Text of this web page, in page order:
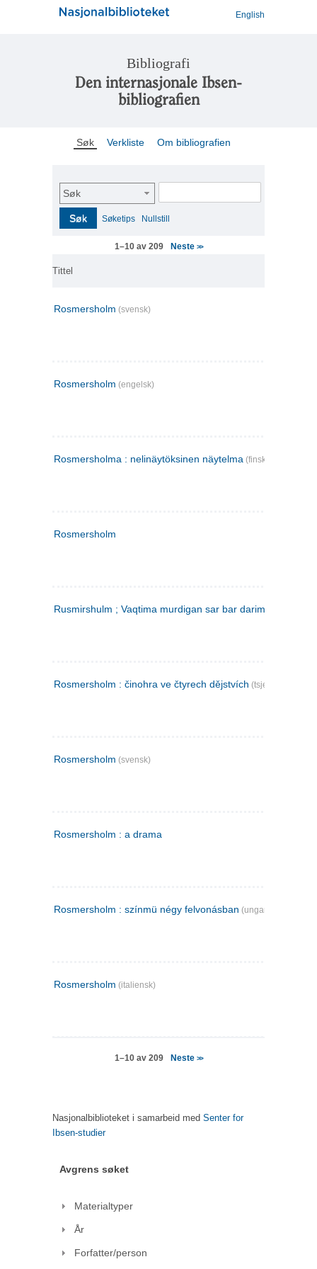
English
Bibliografi
Den internasjonale Ibsen-
bibliografien
Søk Verkliste Om bibliografien
Søk
Søk Søketips Nullstill
1–10 av 209 Neste >>
Tittel
Rosmersholm (svensk)
Rosmersholm (engelsk)
Rosmersholma : nelinäytöksinen näytelma (finsk)
Rosmersholm
Rusmirshulm ; Vaqtima murdigan sar bar darim
Rosmersholm : činohra ve čtyrech dějstvích (tsjekkisk)
Rosmersholm (svensk)
Rosmersholm : a drama
Rosmersholm : színmü négy felvonásban (ungarsk)
Rosmersholm (italiensk)
1–10 av 209 Neste >>
Nasjonalbiblioteket i samarbeid med Senter for
Ibsen-studier
Avgrens søket
Materialtyper
År
Forfatter/person